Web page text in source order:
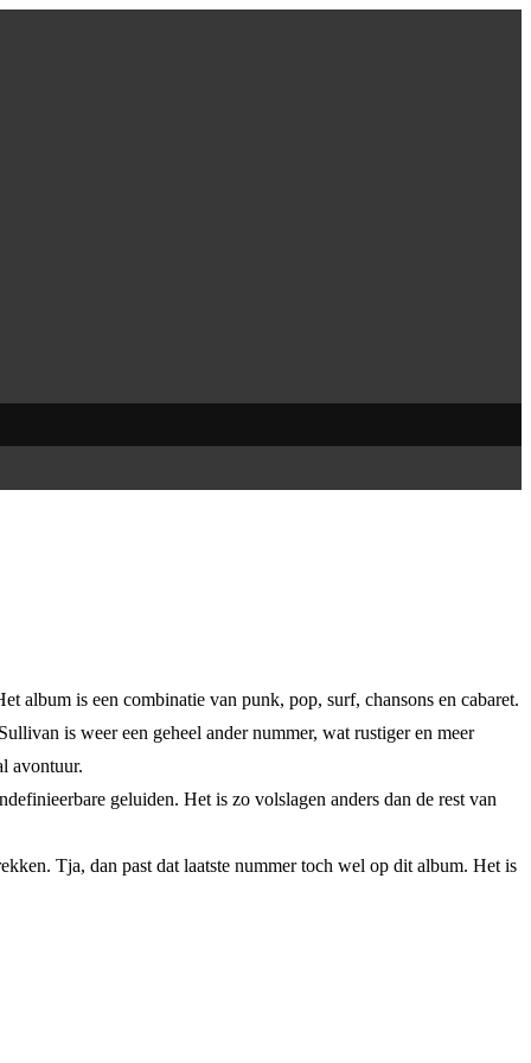
album is een combinatie van punk, pop, surf, chansons en cabaret.
is weer een geheel ander nummer, wat rustiger en meer
avontuur.
geluiden. Het is zo volslagen anders dan de rest van
Tja, dan past dat laatste nummer toch wel op dit album. Het is